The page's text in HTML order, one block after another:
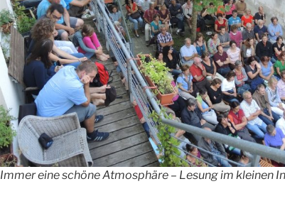
Immer eine schöne Atmosphäre – Lesung im kleinen